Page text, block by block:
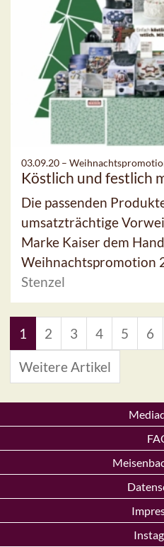
03.09.20 –
Köstlich und festlich
Die passenden
umsatzträchtige
Marke Kaiser dem
Weihnachtspromotion
Stenzel
1 2 3 4 5 6
Weitere Artikel